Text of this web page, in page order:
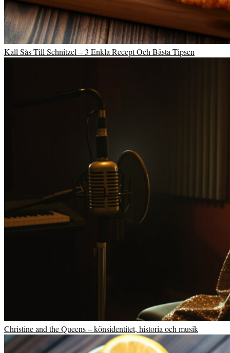
Kall Sås Till Schnitzel – 3 Enkla Recept Och Bästa Tipsen
Christine and the Queens – könsidentitet, historia och musik